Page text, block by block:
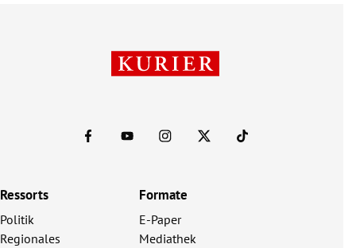
Ressorts
Politik
Regionales
Formate
E-Paper
Mediathek